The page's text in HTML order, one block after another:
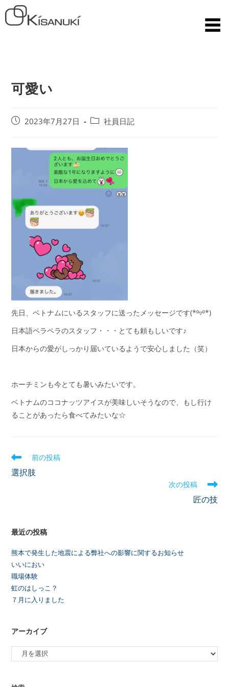
可愛い
2023年7月27日 社員日記
先日、ベトナムにいるスタッフに送ったメッセージです(*⁰▿⁰*)
日本語ペラペラのスタッフ・・・とても頼もしいです♪
日本からの愛がしっかり届いているようで安心しました（笑）
ホーチミンも今とても暑いみたいです。
ベトナムのココナッツアイスが美味しいそうなので、もし行け
ることがあったら食べてみたいな☆
前の投稿
選択肢
次の投稿
匠の技
最近の投稿
熊本で発生した地震による弊社への影響に関するお知らせ
いいにおい
職場体験
虹のはしっこ？
７月に入りました
アーカイブ